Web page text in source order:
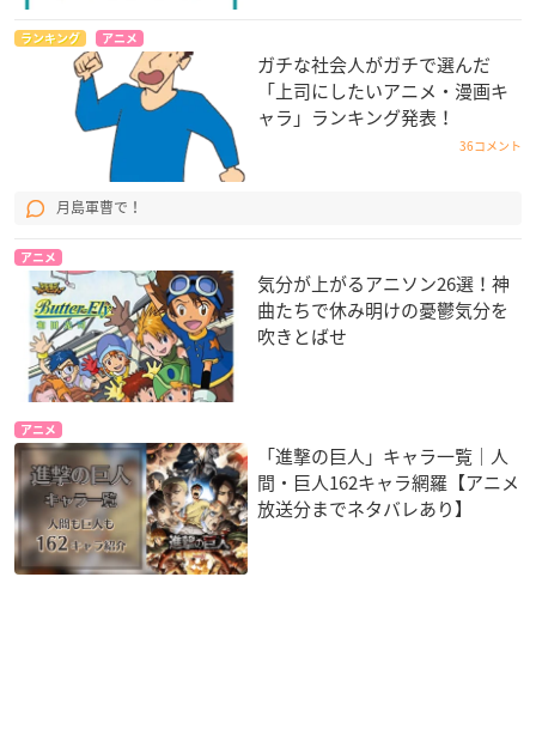
ランキング アニメ
ガチな社会人がガチで選んだ
「上司にしたいアニメ・漫画キ
ャラ」ランキング発表！
36コメント
月島軍曹で！
アニメ
気分が上がるアニソン26選！神
曲たちで休み明けの憂鬱気分を
吹きとばせ
アニメ
「進撃の巨人」キャラ一覧｜人
間・巨人162キャラ網羅【アニメ
放送分までネタバレあり】